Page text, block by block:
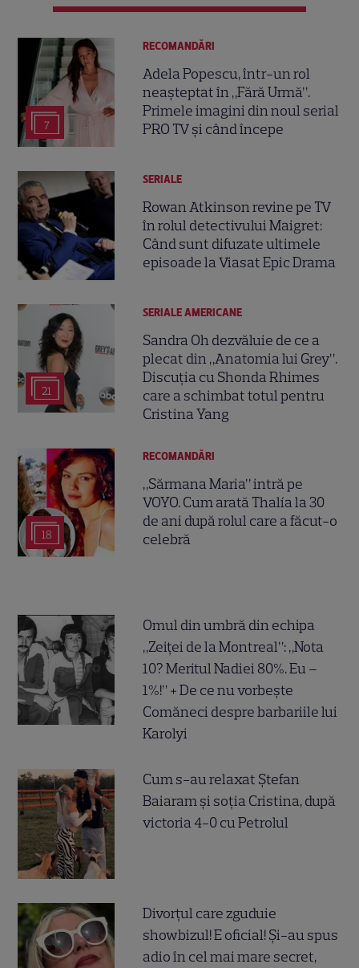
7
RECOMANDĂRI
Adela Popescu, într-un rol
neașteptat în „Fără Urmă”.
Primele imagini din noul serial
PRO TV și când începe
SERIALE
Rowan Atkinson revine pe TV
în rolul detectivului Maigret:
Când sunt difuzate ultimele
episoade la Viasat Epic Drama
21
SERIALE AMERICANE
Sandra Oh dezvăluie de ce a
plecat din „Anatomia lui Grey”.
Discuția cu Shonda Rhimes
care a schimbat totul pentru
Cristina Yang
18
RECOMANDĂRI
„Sărmana Maria” intră pe
VOYO. Cum arată Thalía la 30
de ani după rolul care a făcut-o
celebră
Omul din umbră din echipa
„Zeiței de la Montreal”: „Nota
10? Meritul Nadiei 80%. Eu –
1%!” + De ce nu vorbește
Comăneci despre barbariile lui
Karolyi
Cum s-au relaxat Ștefan
Baiaram și soția Cristina, după
victoria 4-0 cu Petrolul
Divorțul care zguduie
showbizul! E oficial! Și-au spus
adio în cel mai mare secret,